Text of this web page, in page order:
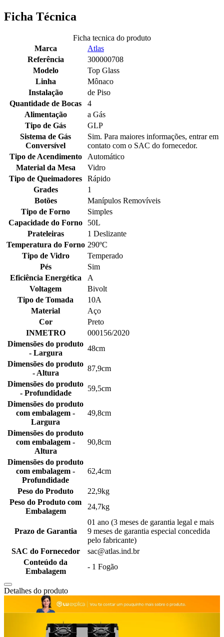
Ficha Técnica
Ficha tecnica do produto
Marca
Atlas
Referência
300000708
Modelo
Top Glass
Linha
Mônaco
Instalação
de Piso
Quantidade de Bocas
4
Alimentação
a Gás
Tipo de Gás
GLP
Sistema de Gás
Conversível
Sim. Para maiores informações, entrar em
contato com o SAC do fornecedor.
Tipo de Acendimento
Automático
Material da Mesa
Vidro
Tipo de Queimadores
Rápido
Grades
1
Botões
Manípulos Removíveis
Tipo de Forno
Simples
Capacidade do Forno
50L
Prateleiras
1 Deslizante
Temperatura do Forno 290ºC
Tipo de Vidro
Temperado
Pés
Sim
Eficiência Energética
A
Voltagem
Bivolt
Tipo de Tomada
10A
Material
Aço
Cor
Preto
INMETRO
000156/2020
Dimensões do produto
- Largura
48cm
Dimensões do produto
- Altura
87,9cm
Dimensões do produto
- Profundidade
59,5cm
Dimensões do produto
com embalagem -
Largura
49,8cm
Dimensões do produto
com embalagem -
Altura
90,8cm
Dimensões do produto
com embalagem -
Profundidade
62,4cm
Peso do Produto
22,9kg
Peso do Produto com
Embalagem
24,7kg
Prazo de Garantia
01 ano (3 meses de garantia legal e mais
9 meses de garantia especial concedida
pelo fabricante)
SAC do Fornecedor
sac@atlas.ind.br
Conteúdo da
Embalagem
- 1 Fogão
Detalhes do produto